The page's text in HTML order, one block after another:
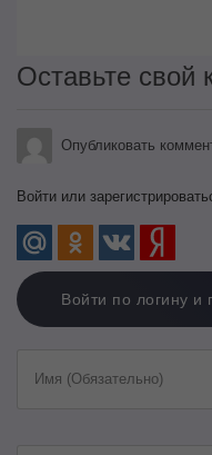
Оставьте свой
Опубликовать
Войти или
Войти по логину и
Имя (Обязательно)